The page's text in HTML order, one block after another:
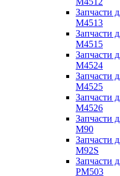
Запчасти
M4513
Запчасти
M4515
Запчасти
M4524
Запчасти
M4525
Запчасти
M4526
Запчасти
M90
Запчасти
M92S
Запчасти
PM503